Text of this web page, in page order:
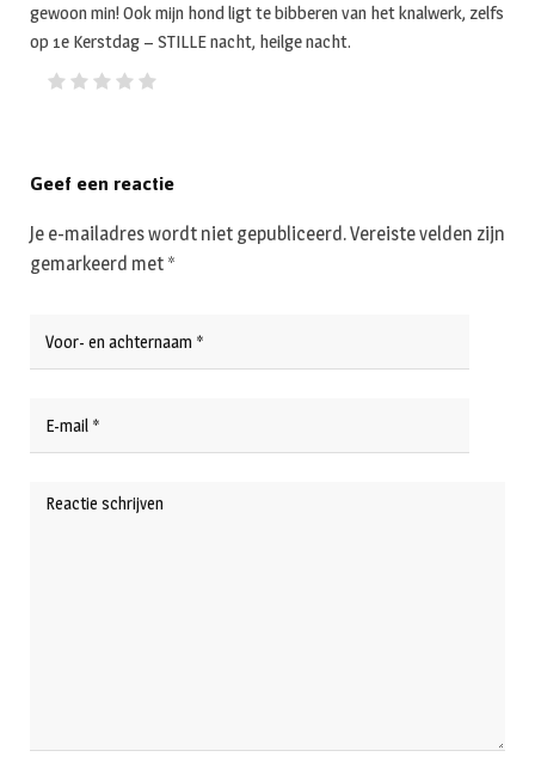
gewoon min! Ook mijn hond ligt te bibberen van het knalwerk, zelfs
op 1e Kerstdag – STILLE nacht, heilge nacht.
Geef een reactie
Je e-mailadres wordt niet gepubliceerd.Vereiste velden zijn
gemarkeerd met *